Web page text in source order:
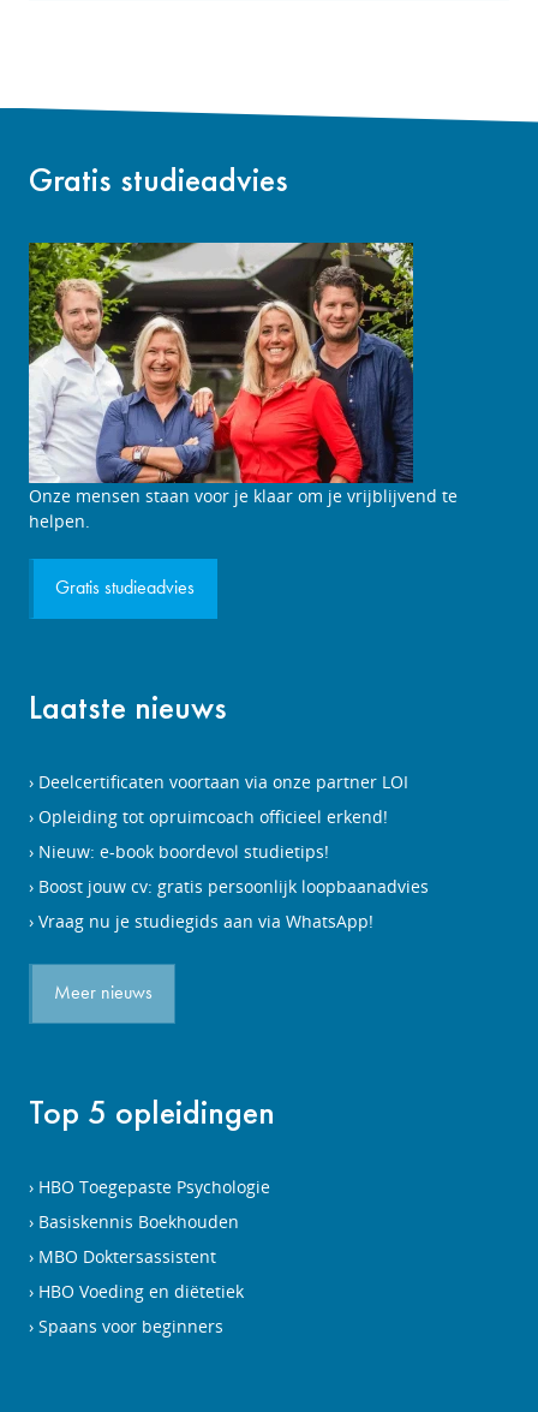
Gratis studieadvies
Studieadviesgesprek
aanvragen
Onze mensen staan voor je klaar om je vrijblijvend te
helpen.
Gratis studieadvies
Laatste nieuws
Deelcertificaten voortaan via onze partner LOI
Opleiding tot opruimcoach officieel erkend!
Nieuw: e-book boordevol studietips!
Boost jouw cv: gratis persoonlijk loopbaanadvies
Vraag nu je studiegids aan via WhatsApp!
Meer nieuws
Top 5 opleidingen
HBO Toegepaste Psychologie
Basiskennis Boekhouden
MBO Doktersassistent
HBO Voeding en diëtetiek
Spaans voor beginners